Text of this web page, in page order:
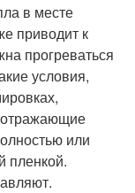
в месте
приводит к
прогреваться
условия,
или
пленкой.